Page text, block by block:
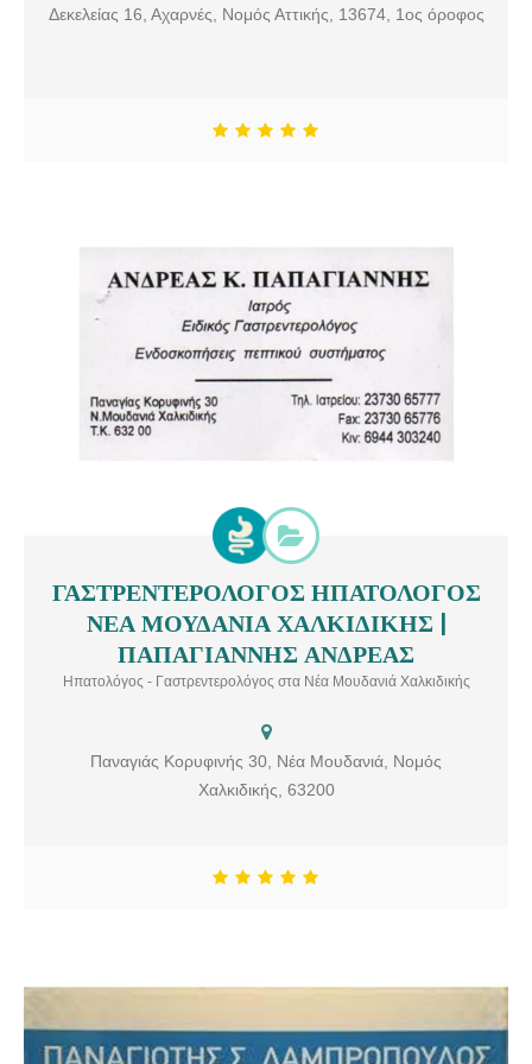
Δεκελείας 16, Αχαρνές, Νομός Αττικής, 13674, 1ος όροφος
ΓΑΣΤΡΕΝΤΕΡΟΛΟΓΟΣ ΗΠΑΤΟΛΟΓΟΣ ΝΕΑ ΜΟΥΔΑΝΙΑ
ΧΑΛΚΙΔΙΚΗΣ | ΠΑΠΑΓΙΑΝΝΗΣ ΑΝΔΡΕΑΣ Γαστρεντερολόγος –
Ηπατολόγος στα Νέα Μουδανιά Χαλκιδικής. Υπηρεσίες: Παθήσεις
Πεπτικού, Παθήσεις Ήπατος, Ενδοσκοπήσεις Πεπτικού Συστήματος,
ΓΑΣΤΡΕΝΤΕΡΟΛΟΓΟΣ ΗΠΑΤΟΛΟΓΟΣ
ΝΕΑ ΜΟΥΔΑΝΙΑ ΧΑΛΚΙΔΙΚΗΣ |
ΠΑΠΑΓΙΑΝΝΗΣ ΑΝΔΡΕΑΣ
Ηπατολόγος - Γαστρεντερολόγος στα Νέα Μουδανιά Χαλκιδικής
Παναγιάς Κορυφινής 30, Νέα Μουδανιά, Νομός
Χαλκιδικής, 63200